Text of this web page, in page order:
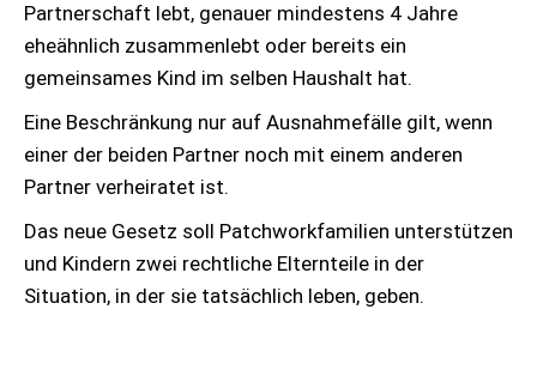
Partnerschaft lebt, genauer mindestens 4 Jahre
eheähnlich zusammenlebt oder bereits ein
gemeinsames Kind im selben Haushalt hat.
Eine Beschränkung nur auf Ausnahmefälle gilt, wenn
einer der beiden Partner noch mit einem anderen
Partner verheiratet ist.
Das neue Gesetz soll Patchworkfamilien unterstützen
und Kindern zwei rechtliche Elternteile in der
Situation, in der sie tatsächlich leben, geben.